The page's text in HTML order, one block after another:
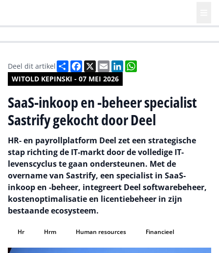
WITOLD KEPINSKI - 07 MEI 2026
Deel dit artikel DeelFacebook
X EmailLinkedIn
SaaS-inkoop en -beheer specialist
Sastrify gekocht door Deel
HR- en payrollplatform Deel zet een strategische
stap richting de IT-markt door de volledige IT-
levenscyclus te gaan ondersteunen. Met de
overname van Sastrify, een specialist in SaaS-
inkoop en -beheer, integreert Deel softwarebeheer,
kostenoptimalisatie en licentiebeheer in zijn
bestaande ecosysteem.
Hr Hrm Human resources Financieel